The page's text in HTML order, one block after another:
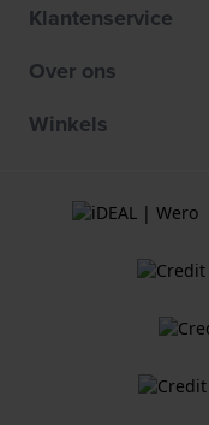
Klantenservice
Over ons
Winkels